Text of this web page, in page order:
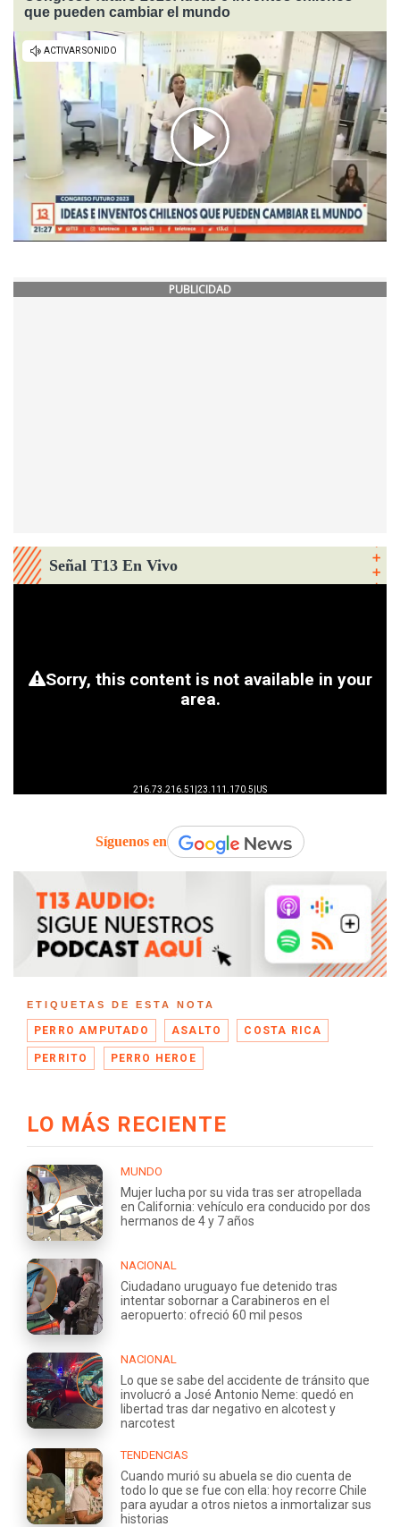
que pueden cambiar el mundo
PUBLICIDAD
Señal T13 En Vivo
Síguenos en
ETIQUETAS DE ESTA NOTA
PERRO AMPUTADO ASALTO COSTA RICA
PERRITO PERRO HEROE
LO MÁS RECIENTE
MUNDO
Mujer lucha por su vida tras ser atropellada
en California: vehículo era conducido por dos
hermanos de 4 y 7 años
NACIONAL
Ciudadano uruguayo fue detenido tras
intentar sobornar a Carabineros en el
aeropuerto: ofreció 60 mil pesos
NACIONAL
Lo que se sabe del accidente de tránsito que
involucró a José Antonio Neme: quedó en
libertad tras dar negativo en alcotest y
narcotest
TENDENCIAS
Cuando murió su abuela se dio cuenta de
todo lo que se fue con ella: hoy recorre Chile
para ayudar a otros nietos a inmortalizar sus
historias